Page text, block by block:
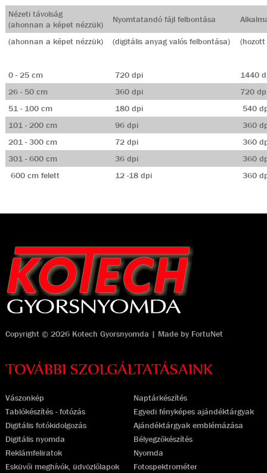
Nézeti távolság
(ahonnan a képet nézzük)
Nyomtatandó fájl felbontása
(ahonnan a képet nézzük) (digitális anyag valós felbontása)
0 - 25 cm 720 dpi
1440
26 - 50 cm
360 dpi
720
51 - 100 cm
180 dpi
540
101 - 200 cm
96 dpi
360
201 - 300 cm
72 dpi
360
301 - 600 cm
36 dpi
360
600 cm felett
12 -18 dpi 360
Copyright © 2026 Kotech Gyorsnyomda | Made by FortuNet
TOVÁBBI SZOLGÁLTATÁSAINK
Vászonkép
Naptárkészítés
Tablókészítés - fotózás
Egyedi fényképes ajándéktárgyak
Digitális fotókidolgozás
Ajándéktárgyak emblémázása
Digitális nyomda
Bélyegzőkészítés
Reklámfeliratok
Nyomda
Esküvői meghívók, üdvözlőlapok
Fotospektrométer